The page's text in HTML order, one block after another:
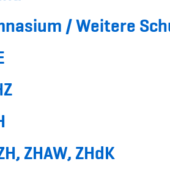
/ Weitere
ZHAW, ZHdK